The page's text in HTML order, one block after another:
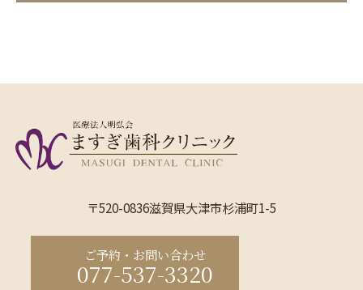
〒520-0836滋賀県大津市杉浦町1-5
ご予約・お問い合わせ
077-537-3320